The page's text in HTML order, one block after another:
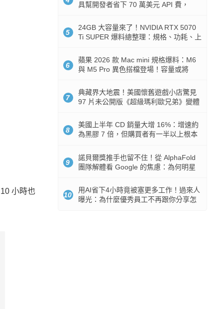
小時也
具幫開發者省下 70 萬美元 API 費，
5
24GB 大容量來了！NVIDIA RTX 5070
Ti SUPER 爆料總整理：規格、功耗、上
6
蘋果 2026 款 Mac mini 規格爆料：M6
與 M5 Pro 異色搭檔登場！容量或將
7
典藏界大地震！美國懷舊遊戲小店驚見
97 片未公開版《超級瑪利歐兄弟》變體
8
美國上半年 CD 銷量大增 16%：增速約
為黑膠 7 倍，但購買者有一半以上根本
9
諾貝爾獎推手也留不住！從 AlphaFold
團隊解體看 Google 的焦慮：為何明星
10
用AI省下4小時竟被塞更多工作！過來人
曝光：為什麼優秀員工不再跟你分享怎